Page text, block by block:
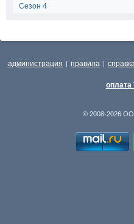
Сезон 4
администрация | правила |
оплата
© 2008-2026